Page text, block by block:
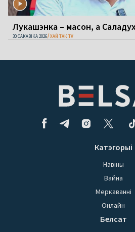
Лукашэнка – масон, а
30 САКАВІКА 2026 ХАЙ ТАК TV
Катэгорыі
Навіны
Вайна
Меркаванні
Онлайн
Белсат